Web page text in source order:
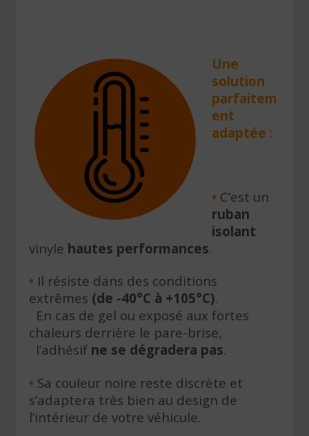
Une
solution
parfaitem
ent
adaptée :
• C’est un
ruban
isolant
vinyle hautes performances.
• Il résiste dans des conditions
extrêmes (de -40°C à +105°C).
En cas de gel ou exposé aux fortes
chaleurs derrière le pare-brise,
l’adhésif ne se dégradera pas.
• Sa couleur noire reste discrète et
s’adaptera très bien au design de
l’intérieur de votre véhicule.